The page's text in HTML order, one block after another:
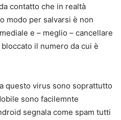
contatto che in realtà
modo per salvarsi è non
e – meglio – cancellare
il numero da cui è
questo virus sono soprattutto
sono facilemnte
segnala come spam tutti